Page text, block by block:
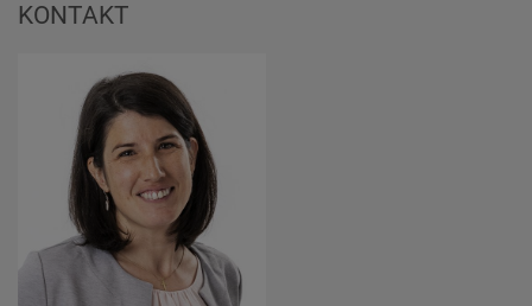
KONTAKT